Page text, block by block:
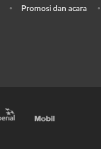
• Promosi dan acara •